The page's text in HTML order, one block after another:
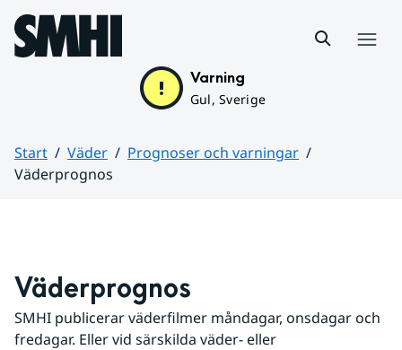
Hoppa till sidans innehåll
Varning
Gul, Sverige
Start Väder
Prognoser och varningar
Väderprognos
Väderprognos
SMHI publicerar väderfilmer måndagar, onsdagar och
fredagar. Eller vid särskilda väder- eller